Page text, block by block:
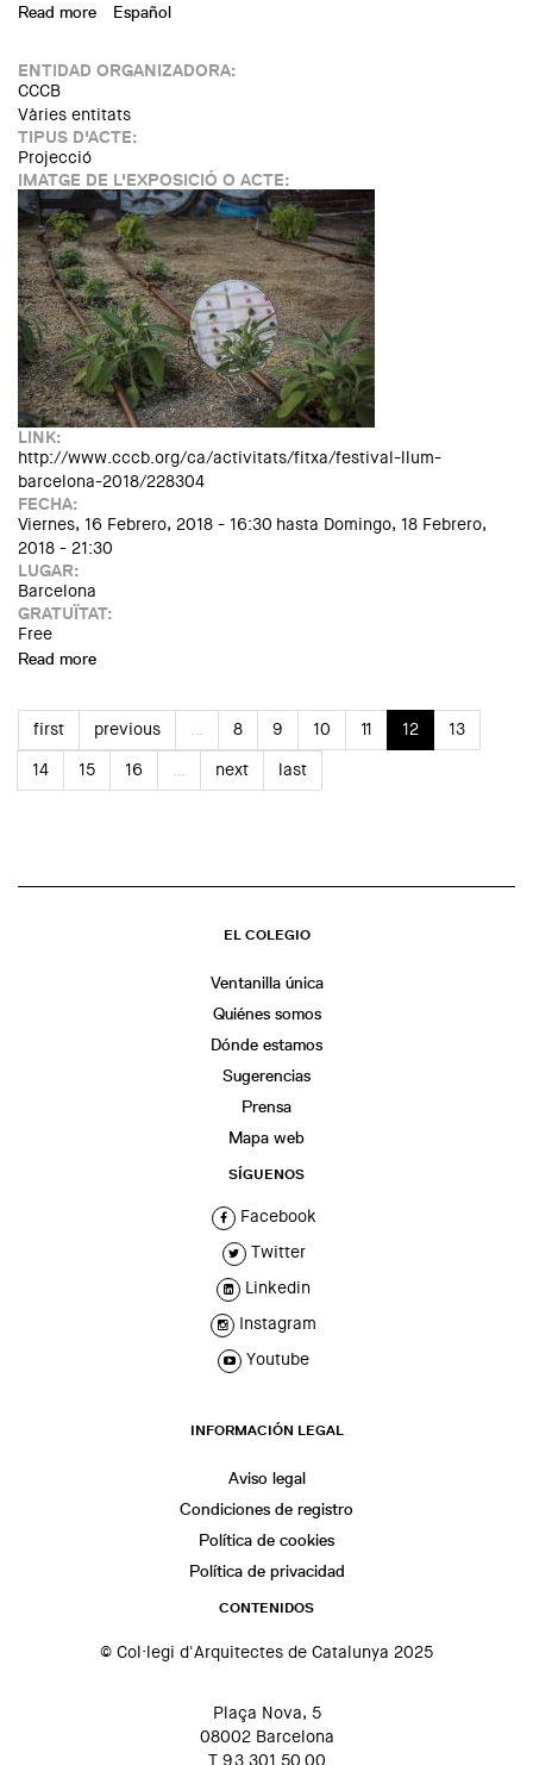
Read more about Projecció de la pel·lícula "Columbus"
Español
ENTIDAD ORGANIZADORA:
CCCB
Vàries entitats
TIPUS D'ACTE:
Projecció
IMATGE DE L'EXPOSICIÓ O ACTE:
LINK:
http://www.cccb.org/ca/activitats/fitxa/festival-llum-
barcelona-2018/228304
FECHA:
Viernes, 16 Febrero, 2018 - 16:30 hasta Domingo, 18 Febrero,
2018 - 21:30
LUGAR:
Barcelona
GRATUÏTAT:
Free
Read more
first previous … 8 9 10 11 12
13
14
15 16 … next last
EL COLEGIO
Ventanilla única
Quiénes somos
Dónde estamos
Sugerencias
Prensa
Mapa web
SÍGUENOS
Facebook
Twitter
Linkedin
Instagram
Youtube
INFORMACIÓN LEGAL
Aviso legal
Condiciones de registro
Política de cookies
Política de privacidad
CONTENIDOS
© Col·legi d'Arquitectes de Catalunya 2025
Plaça Nova, 5
08002 Barcelona
T 93 301 50 00